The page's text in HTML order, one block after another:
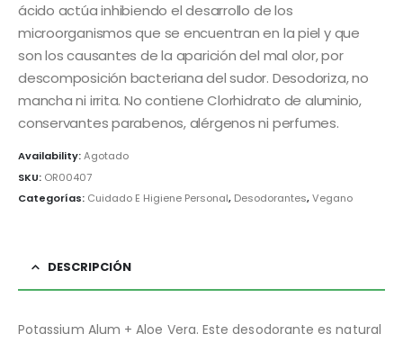
ácido actúa inhibiendo el desarrollo de los
microorganismos que se encuentran en la piel y que
son los causantes de la aparición del mal olor, por
descomposición bacteriana del sudor. Desodoriza, no
mancha ni irrita. No contiene Clorhidrato de aluminio,
conservantes parabenos, alérgenos ni perfumes.
Availability:Agotado
SKU: OR00407
Categorías: Cuidado E Higiene Personal, Desodorantes,Vegano
DESCRIPCIÓN
Potassium Alum + Aloe Vera. Este desodorante es natural